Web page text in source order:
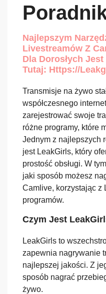
Najlepszym
Livestreamów Z
Dla Dorosłych
Tutaj: Https://
Transmisje na żywo
współczesnego
zarejestrować swoje
różne programy, które
Jednym z najlepszych
jest LeakGirls, który
prostość obsługi. W
jaki sposób możesz
Camlive, korzystając z
programów.
Czym Jest
LeakGirls to
zapewnia nagrywanie
najlepszej jakości. Z
sposób nagrać
żywo.